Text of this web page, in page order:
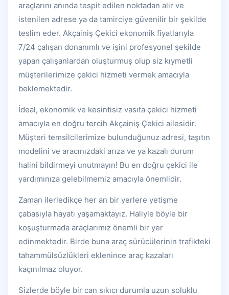
araçlarını anında tespit edilen noktadan alır ve
istenilen adrese ya da tamirciye güvenilir bir şekilde
teslim eder. Akçainiş Çekici ekonomik fiyatlarıyla
7/24 çalışan donanımlı ve işini profesyonel şekilde
yapan çalışanlardan oluşturmuş olup siz kıymetli
müşterilerimize çekici hizmeti vermek amacıyla
beklemektedir.
İdeal, ekonomik ve kesintisiz vasıta çekici hizmeti
amacıyla en doğru tercih Akçainiş Çekici ailesidir.
Müşteri temsilcilerimize bulunduğunuz adresi, taşıtın
modelini ve aracınızdaki arıza ve ya kazalı durum
halini bildirmeyi unutmayın! Bu en doğru çekici ile
yardımınıza gelebilmemiz amacıyla önemlidir.
Zaman ilerledikçe her an bir yerlere yetişme
çabasıyla hayatı yaşamaktayız. Haliyle böyle bir
koşuşturmada araçlarımız önemli bir yer
edinmektedir. Birde buna araç sürücülerinin trafikteki
tahammülsüzlükleri eklenince araç kazaları
kaçınılmaz oluyor.
Sizlerde böyle bir can sıkıcı durumla uzun soluklu